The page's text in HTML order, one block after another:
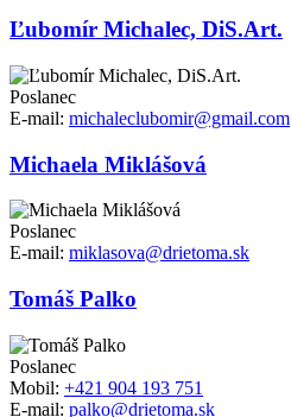
Ľubomír Michalec, DiS.Art.
Poslanec
E-mail: michaleclubomir@gmail.com
Michaela Miklášová
Poslanec
E-mail: miklasova@drietoma.sk
Tomáš Palko
Poslanec
Mobil: +421 904 193 751
E-mail: palko@drietoma.sk